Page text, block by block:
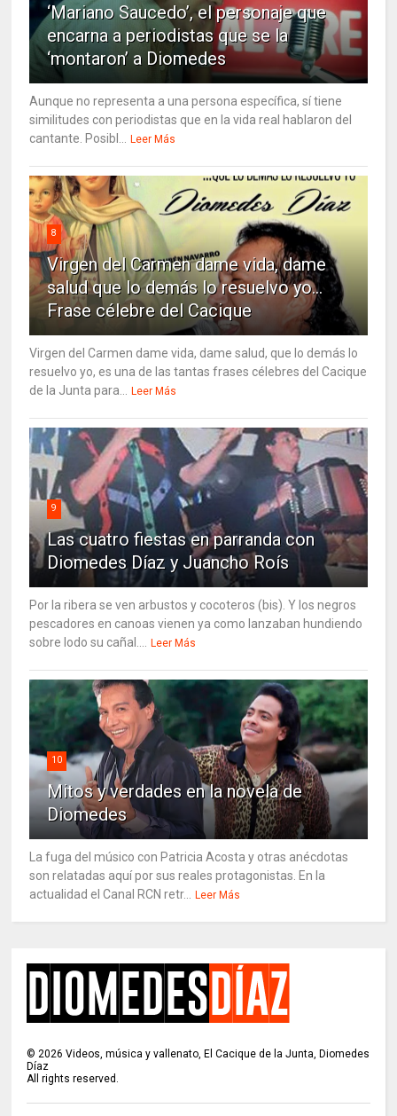
‘Mariano Saucedo’, el personaje que
encarna a periodistas que se la
‘montaron’ a Diomedes
Aunque no representa a una persona específica, sí tiene
similitudes con periodistas que en la vida real hablaron del
cantante. Posibl... Leer Más
8
Virgen del Carmen dame vida, dame
salud que lo demás lo resuelvo yo…
Frase célebre del Cacique
Virgen del Carmen dame vida, dame salud, que lo demás lo
resuelvo yo, es una de las tantas frases célebres del Cacique
de la Junta para... Leer Más
9
Las cuatro fiestas en parranda con
Diomedes Díaz y Juancho Roís
Por la ribera se ven arbustos y cocoteros (bis). Y los negros
pescadores en canoas vienen ya como lanzaban hundiendo
sobre lodo su cañal.... Leer Más
10
Mitos y verdades en la novela de
Diomedes
La fuga del músico con Patricia Acosta y otras anécdotas
son relatadas aquí por sus reales protagonistas. En la
actualidad el Canal RCN retr... Leer Más
©2026 Videos, música y vallenato, El Cacique de la Junta, Diomedes
Díaz
All rights reserved.